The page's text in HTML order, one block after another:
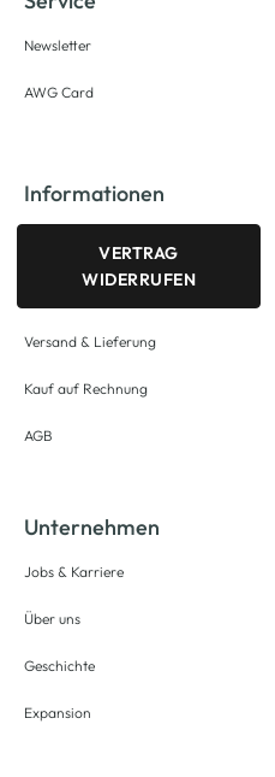
Newsletter
AWG Card
Informationen
VERTRAG
WIDERRUFEN
Versand & Lieferung
Kauf auf Rechnung
AGB
Unternehmen
Jobs & Karriere
Über uns
Geschichte
Expansion